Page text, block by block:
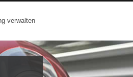
verwalten